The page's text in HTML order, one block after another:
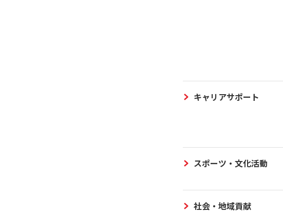
キャリアサポート
スポーツ・文化活動
社会・地域貢献